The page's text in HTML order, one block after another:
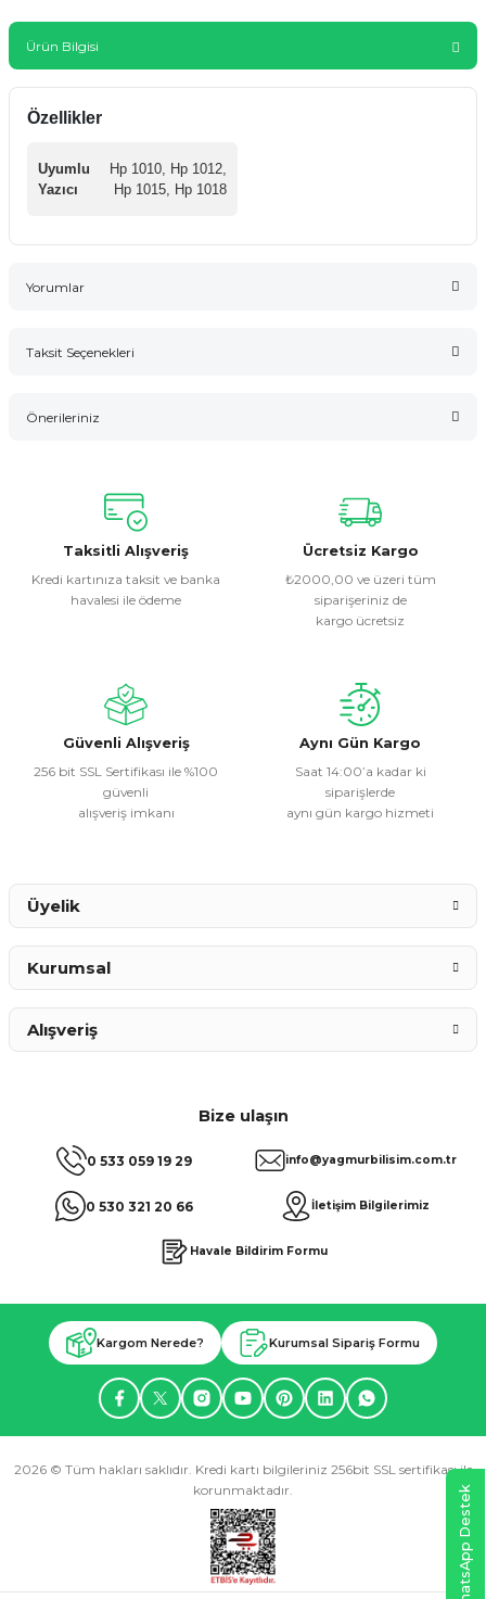
Ürün Bilgisi
Özellikler
Uyumlu
Yazıcı
Hp 1010, Hp 1012,
Hp 1015, Hp 1018
Yorumlar
Taksit Seçenekleri
Önerileriniz
konularda yetersiz gördüğünüz noktaları öneri formunu
kullanarak tarafımıza iletebilirsiniz.
Görüş ve önerileriniz için teşekkür ederiz.
Ürün resmi kalitesiz, bozuk veya görüntülenemiyor.
Ürün fiyatı diğer sitelerden daha pahalı.
Bu ürüne benzer farklı alternatifler olmalı.
Taksitli Alışveriş
Kredi kartınıza taksit ve banka
havalesi ile ödeme
Ücretsiz Kargo
₺2000,00 ve üzeri tüm
siparişeriniz de
kargo ücretsiz
Güvenli Alışveriş
256 bit SSL Sertifikası ile %100
güvenli
alışveriş imkanı
Aynı Gün Kargo
Saat 14:00’a kadar ki
siparişlerde
aynı gün kargo hizmeti
Bize ulaşın
0 533 059 19 29
0 530 321 20 66
info@yagmurbilisim.com.tr
İletişim Bilgilerimiz
Havale Bildirim Formu
Üyelik
Kurumsal
Alışveriş
Kargom Nerede? Kurumsal Sipariş Formu
2026 © Tüm hakları saklıdır. Kredi kartı bilgileriniz 256bit SSL sertifikası ile
korunmaktadır.
WhatsApp Destek